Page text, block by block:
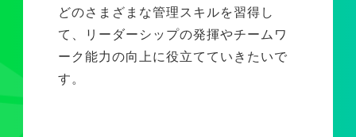
どのさまざまな管理スキルを習得し
て、リーダーシップの発揮やチームワ
ーク能力の向上に役立てていきたいで
す。